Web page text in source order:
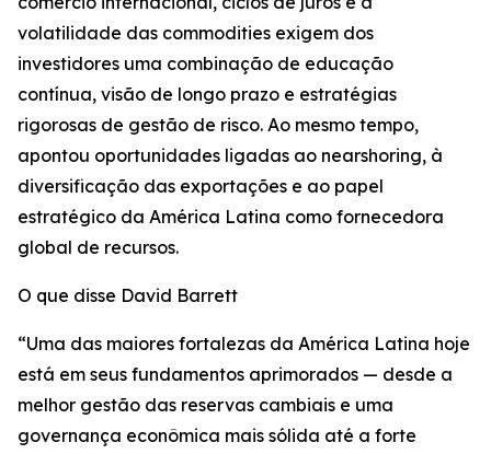
volatilidade das commodities exigem dos
investidores uma combinação de educação
contínua, visão de longo prazo e estratégias
rigorosas de gestão de risco. Ao mesmo tempo,
apontou oportunidades ligadas ao nearshoring, à
diversificação das exportações e ao papel
estratégico da América Latina como fornecedora
global de recursos.
O que disse David Barrett
“Uma das maiores fortalezas da América Latina hoje
está em seus fundamentos aprimorados — desde a
melhor gestão das reservas cambiais e uma
governança econômica mais sólida até a forte